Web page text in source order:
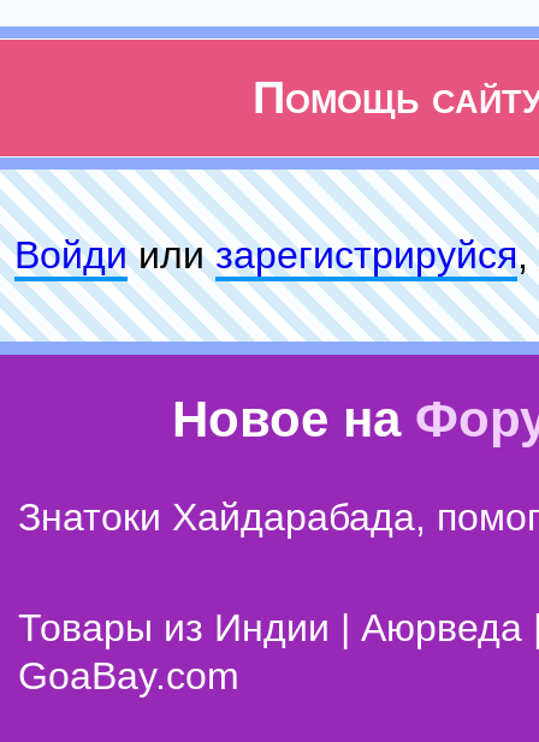
Помощь
Войдиилизарeгиcтpируйся,
Новое на
Знатоки Хайдарабада,
Товары из Индии | Аюрведа
GoaBay.com